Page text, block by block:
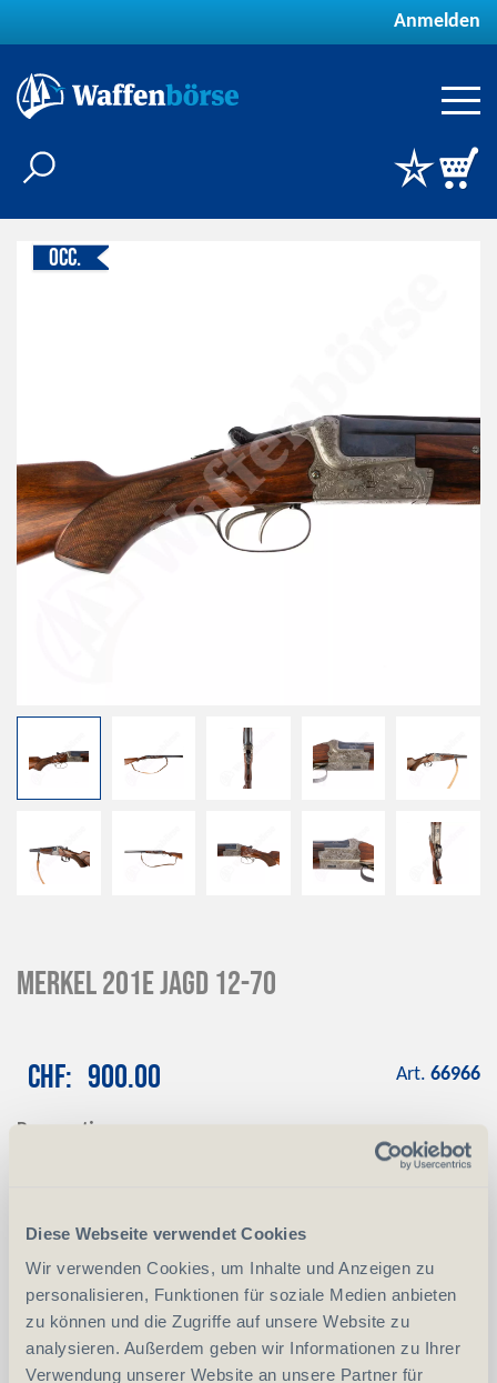
Diese Webseite verwendet Cookies
Wir verwenden Cookies, um Inhalte und Anzeigen zu
personalisieren, Funktionen für soziale Medien anbieten
zu können und die Zugriffe auf unsere Website zu
analysieren. Außerdem geben wir Informationen zu Ihrer
Verwendung unserer Website an unsere Partner für
Anmelden
Occ.
Merkel 201E Jagd 12-70
CHF 900.00
Reservation
Art. 66966
vergleichen
- +
In den Warenkorb